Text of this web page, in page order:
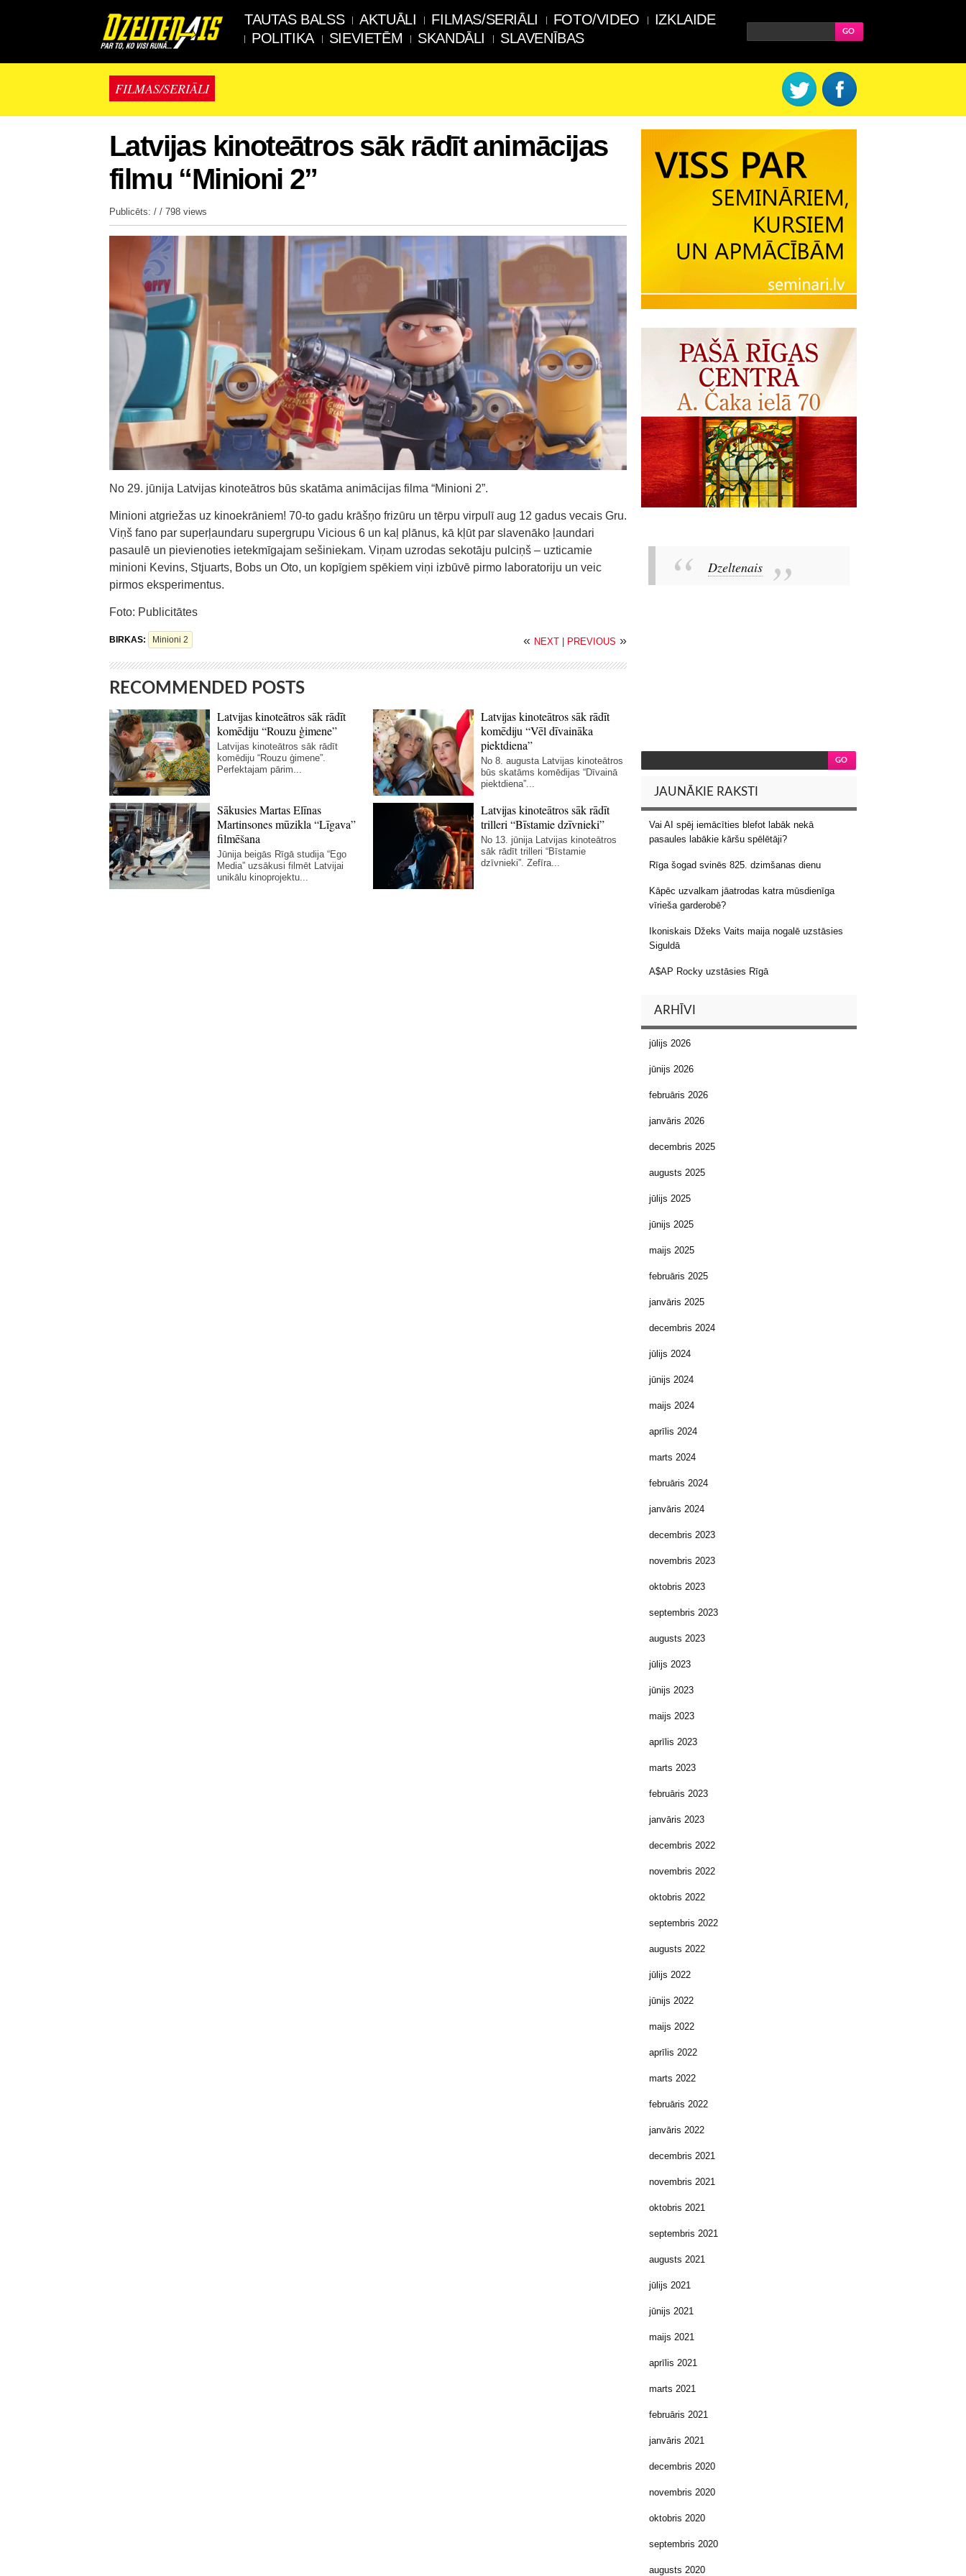
TAUTAS BALSS AKTUĀLI FILMAS/SERIĀLI FOTO/VIDEO
IZKLAIDE
POLITIKA
SIEVIETĒM SKANDĀLI SLAVENĪBAS
FILMAS/SERIĀLI
Latvijas kinoteātros sāk rādīt animācijas
filmu “Minioni 2”
Publicēts: / / 798 views
No 29. jūnija Latvijas kinoteātros būs skatāma animācijas filma “Minioni 2”.
Minioni atgriežas uz kinoekrāniem! 70-to gadu krāšņo frizūru un tērpu virpulī aug 12 gadus vecais Gru.
Viņš fano par superļaundaru supergrupu Vicious 6 un kaļ plānus, kā kļūt par slavenāko ļaundari
pasaulē un pievienoties ietekmīgajam sešiniekam. Viņam uzrodas sekotāju pulciņš – uzticamie
minioni Kevins, Stjuarts, Bobs un Oto, un kopīgiem spēkiem viņi izbūvē pirmo laboratoriju un veic
pirmos eksperimentus.
Foto: Publicitātes
BIRKAS: Minioni 2 « NEXT | PREVIOUS »
RECOMMENDED POSTS
Latvijas kinoteātros sāk rādīt
komēdiju “Rouzu ģimene”
Latvijas kinoteātros sāk rādīt
komēdiju “Rouzu ģimene”.
Perfektajam pārim...
Latvijas kinoteātros sāk rādīt
komēdiju “Vēl dīvaināka
piektdiena”
No 8. augusta Latvijas kinoteātros
būs skatāms komēdijas “Dīvainā
piektdiena”...
Sākusies Martas Elīnas
Martinsones mūzikla “Līgava”
filmēšana
Jūnija beigās Rīgā studija “Ego
Media” uzsākusi filmēt Latvijai
unikālu kinoprojektu...
Latvijas kinoteātros sāk rādīt
trilleri “Bīstamie dzīvnieki”
No 13. jūnija Latvijas kinoteātros
sāk rādīt trilleri “Bīstamie
dzīvnieki”. Zefīra...
Dzeltenais
JAUNĀKIE RAKSTI
Vai AI spēj iemācīties blefot labāk nekā
pasaules labākie kāršu spēlētāji?
Rīga šogad svinēs 825. dzimšanas dienu
Kāpēc uzvalkam jāatrodas katra mūsdienīga
vīrieša garderobē?
Ikoniskais Džeks Vaits maija nogalē uzstāsies
Siguldā
A$AP Rocky uzstāsies Rīgā
ARHĪVI
jūlijs 2026
jūnijs 2026
februāris 2026
janvāris 2026
decembris 2025
augusts 2025
jūlijs 2025
jūnijs 2025
maijs 2025
februāris 2025
janvāris 2025
decembris 2024
jūlijs 2024
jūnijs 2024
maijs 2024
aprīlis 2024
marts 2024
februāris 2024
janvāris 2024
decembris 2023
novembris 2023
oktobris 2023
septembris 2023
augusts 2023
jūlijs 2023
jūnijs 2023
maijs 2023
aprīlis 2023
marts 2023
februāris 2023
janvāris 2023
decembris 2022
novembris 2022
oktobris 2022
septembris 2022
augusts 2022
jūlijs 2022
jūnijs 2022
maijs 2022
aprīlis 2022
marts 2022
februāris 2022
janvāris 2022
decembris 2021
novembris 2021
oktobris 2021
septembris 2021
augusts 2021
jūlijs 2021
jūnijs 2021
maijs 2021
aprīlis 2021
marts 2021
februāris 2021
janvāris 2021
decembris 2020
novembris 2020
oktobris 2020
septembris 2020
augusts 2020